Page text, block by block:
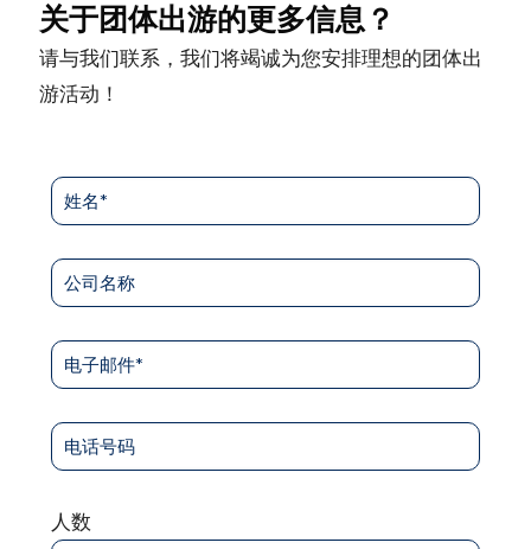
关于团体出游的更多信息？
请与我们联系，我们将竭诚为您安排理想的团体出
游活动！
人数